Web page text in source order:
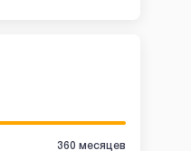
360 месяцев